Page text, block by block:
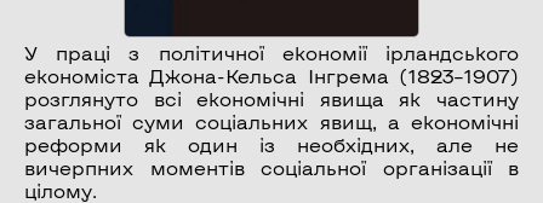
У праці з політичної економії ірландського
економіста Джона-Кельса Інгрема (1823–1907)
розглянуто всі економічні явища як частину
загальної суми соціальних явищ, а економічні
реформи як один із необхідних, але не
вичерпних моментів соціальної організації в
цілому.